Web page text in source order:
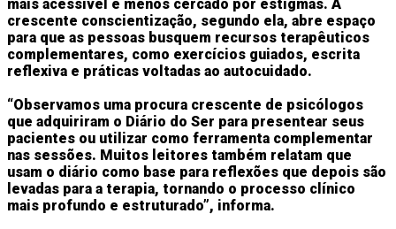
mais acessível e menos cercado por estigmas. A
crescente conscientização, segundo ela, abre espaço
para que as pessoas busquem recursos terapêuticos
complementares, como exercícios guiados, escrita
reflexiva e práticas voltadas ao autocuidado.
“Observamos uma procura crescente de psicólogos
que adquiriram o Diário do Ser para presentear seus
pacientes ou utilizar como ferramenta complementar
nas sessões. Muitos leitores também relatam que
usam o diário como base para reflexões que depois são
levadas para a terapia, tornando o processo clínico
mais profundo e estruturado”, informa.